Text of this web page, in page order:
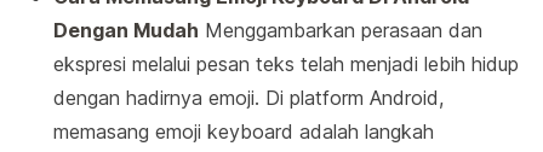
Dengan Mudah Menggambarkan perasaan dan
ekspresi melalui pesan teks telah menjadi lebih hidup
dengan hadirnya emoji. Di platform Android,
memasang emoji keyboard adalah langkah